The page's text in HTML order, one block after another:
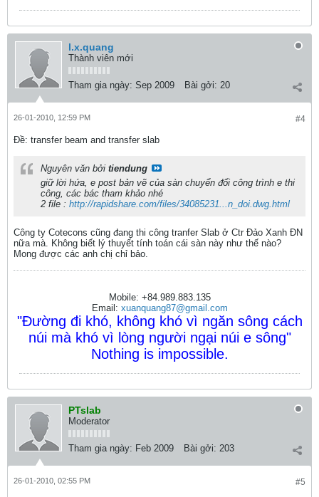
l.x.quang
Thành viên mới
Tham gia ngày: Sep 2009 Bài gởi: 20
#4
26-01-2010, 12:59 PM
Ðề: transfer beam and transfer slab
Nguyên văn bởi tiendung
giữ lời hứa, e post bản vẽ của sàn chuyển đổi công trình e thi
công, các bác tham khảo nhé
2 file : http://rapidshare.com/files/34085231...n_doi.dwg.html
Công ty Cotecons cũng đang thi công tranfer Slab ở Ctr Đảo Xanh ĐN
nữa mà. Không biết lý thuyết tính toán cái sàn này như thế nào?
Mong được các anh chị chỉ bảo.
Mobile: +84.989.883.135
Email: xuanquang87@gmail.com
"Đường đi khó, không khó vì ngăn sông cách
núi mà khó vì lòng người ngại núi e sông"
Nothing is impossible.
PTslab
Moderator
Tham gia ngày: Feb 2009 Bài gởi: 203
#5
26-01-2010, 02:55 PM